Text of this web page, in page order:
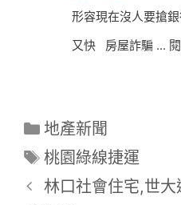
形容現在沒人要搶
又快 房屋詐騙 ...
分
類
地產新聞
標
籤
桃園綠線捷運
林口社會住宅,世